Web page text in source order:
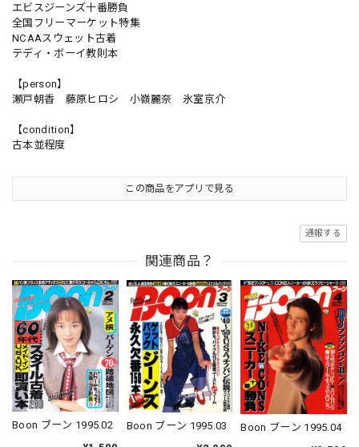
エビスジーンズ十番勝負
全国フリーマーケット特集
NCAAスウェット古着
テディ・ボーイ教則本
【person】
瀬戸朝香 藤原ヒロシ 小嶺麗奈 氷室京介
【condition】
古本並程度
この商品をアプリで見る
通報する
関連商品？
Boon ブーン 1995.02
Boon ブーン 1995.03
Boon ブーン 1995.04